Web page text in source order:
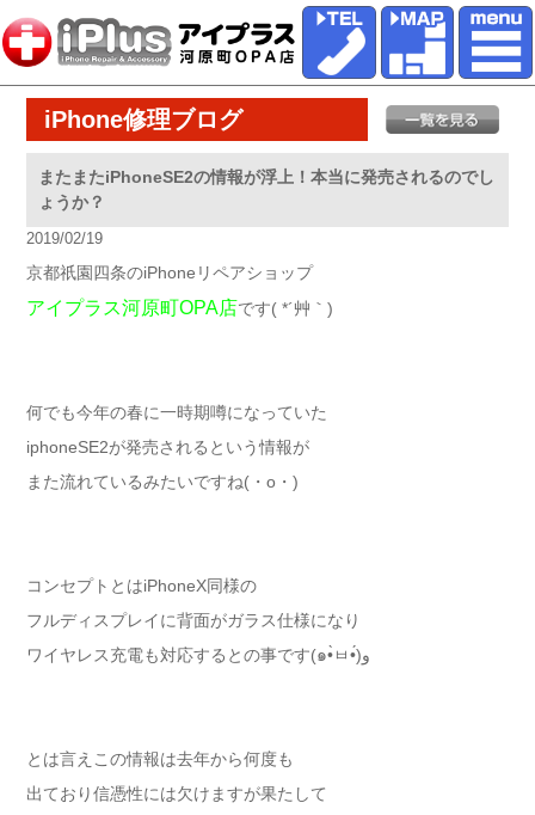
iPhone修理ブログ
またまたiPhoneSE2の情報が浮上！本当に発売されるのでし
ょうか？
2019/02/19
京都祇園四条のiPhoneリペアショップ
アイプラス河原町OPA店です( *´艸｀)
何でも今年の春に一時期噂になっていた
iphoneSE2が発売されるという情報が
また流れているみたいですね(・o・)
コンセプトとはiPhoneX同様の
フルディスプレイに背面がガラス仕様になり
ワイヤレス充電も対応するとの事です(๑•̀ㅂ•́)و
とは言えこの情報は去年から何度も
出ており信憑性には欠けますが果たして